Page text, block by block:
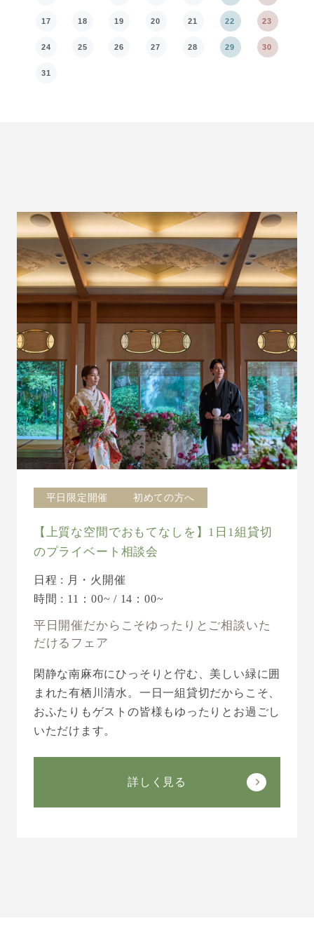
17 18 19 20 21 22 23
24 25 26 27 28 29 30
31
平日限定開催 初めての方へ
【上質な空間でおもてなしを】1日1組貸切
のプライベート相談会
日程 : 月・火開催
時間 : 11：00~ / 14：00~
平日開催だからこそゆったりとご相談いた
だけるフェア
閑静な南麻布にひっそりと佇む、美しい緑に囲
まれた有栖川清水。一日一組貸切だからこそ、
おふたりもゲストの皆様もゆったりとお過ごし
いただけます。
詳しく見る